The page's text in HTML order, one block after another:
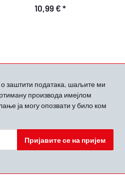
10,99 € *
о заштити података, шаљите ми
производа имејлом
ја могу опозвати у било ком
Пријавите се на пријем